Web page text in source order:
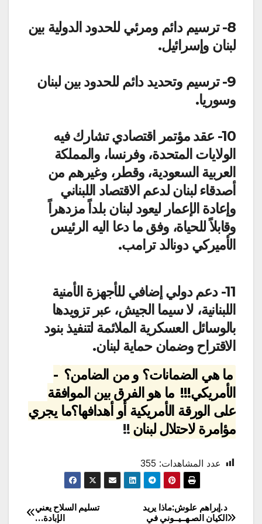
8- ترسيم دائم ومرئي للحدود الدولية بين
لبنان وإسرائيل.
9- ترسيم وتحديد دائم للحدود بين لبنان
وسوريا.
10- عقد مؤتمر اقتصادي تشارك فيه
الولايات المتحدة، وفرنسا، والمملكة
العربية السعودية، وقطر، وغيرهم من
أصدقاء لبنان لدعم الاقتصاد اللبناني
وإعادة الإعمار ليعود لبنان بلداً مزدهراً
وقابلاً للحياة، وفق ما دعا اليه الرئيس
الأميركي دونالد ترامب.
11- دعم دولي إضافي للأجهزة الأمنية
اللبنانية، لا سيما الجيش، عبر تزويدها
بالوسائل العسكرية الملائمة لتنفيذ بنود
الاقتراح وضمان حماية لبنان.
ما هي الضمانات؟ و من الضامن؟ -
الأمريكي!!! ما هو الفرق بين الموافقة
على الورقة الأمريكية أو أهدافها؟ما يجري
مؤامرة لاحتلال لبنان !!
عدد المشاهدات: 355
تصفّح
تسليم السلاح يعني
الإبادة…
د.إبراهم علوش:ماذا يريد
الكيان الصـهــيــوني في